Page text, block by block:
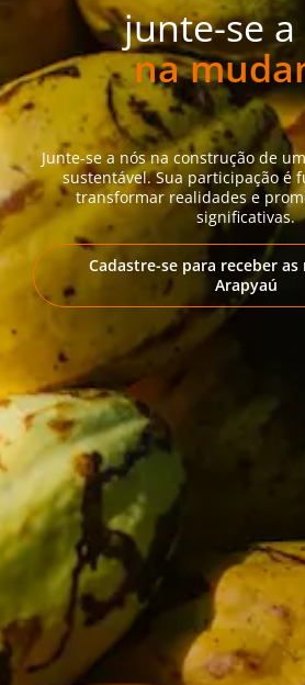
junte-se a
na
Junte-se a nós na construção de
sustentável. Sua participação é
transformar realidades e
significativas.
Cadastre-se para receber
Arapyaú